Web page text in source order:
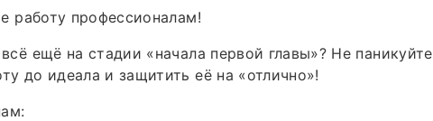
работу профессионалам!
ещё на стадии «начала первой главы»? Не паникуйте
до идеала и защитить её на «отлично»!